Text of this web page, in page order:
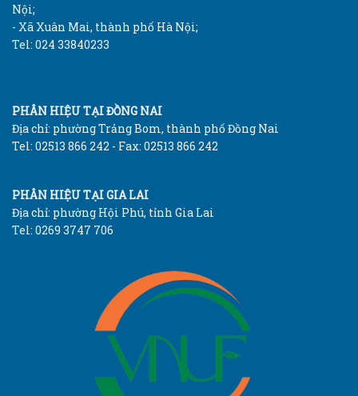
Nội;
- Xã Xuân Mai, thành phố Hà Nội;
Tel: 024 33840233
PHÂN HIỆU TẠI ĐỒNG NAI
Địa chỉ: phường Trảng Bom, thành phố Đồng Nai
Tel: 02513 866 242 - Fax: 02513 866 242
PHÂN HIỆU TẠI GIA LAI
Địa chỉ: phường Hội Phú, tỉnh Gia Lai
Tel: 0269 3747 706